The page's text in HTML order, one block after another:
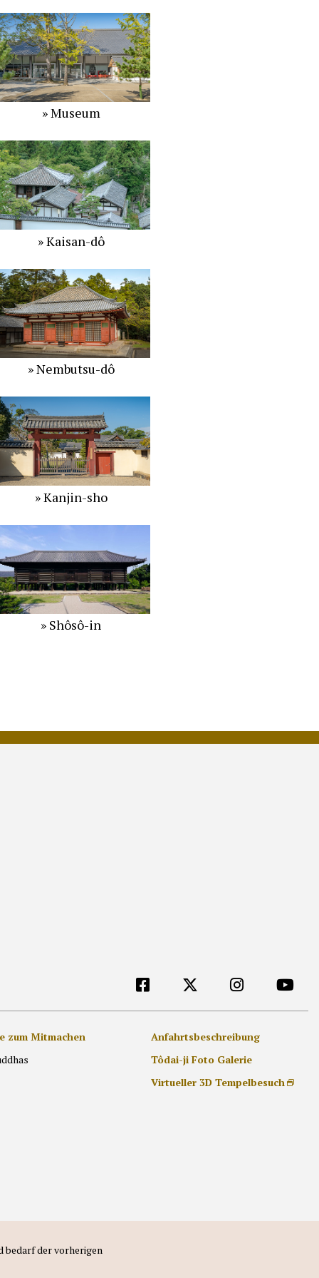
» Museum
» Kaisan-dô
» Nembutsu-dô
» Kanjin-sho
» Shôsô-in
zum Mitmachen
[DE]外部リンク他
Anfahrtsbeschreibung
Tôdai-ji Foto Galerie
Virtueller 3D Tempelbesuch
bedarf der vorherigen